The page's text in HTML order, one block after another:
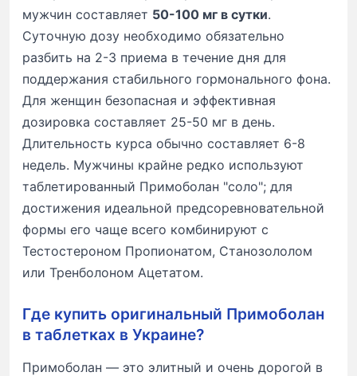
мужчин составляет 50-100 мг в сутки.
Суточную дозу необходимо обязательно
разбить на 2-3 приема в течение дня для
поддержания стабильного гормонального фона.
Для женщин безопасная и эффективная
дозировка составляет 25-50 мг в день.
Длительность курса обычно составляет 6-8
недель. Мужчины крайне редко используют
таблетированный Примоболан "соло"; для
достижения идеальной предсоревновательной
формы его чаще всего комбинируют с
Тестостероном Пропионатом, Станозололом
или Тренболоном Ацетатом.
Где купить оригинальный Примоболан
в таблетках в Украине?
Примоболан — это элитный и очень дорогой в